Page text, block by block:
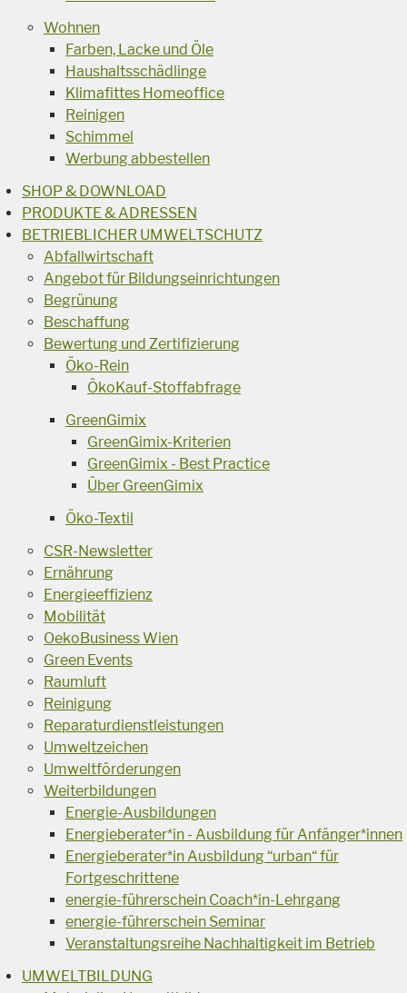
Wohnen
Farben, Lacke und Öle
Haushaltsschädlinge
Klimafittes Homeoffice
Reinigen
Schimmel
Werbung abbestellen
SHOP & DOWNLOAD
PRODUKTE & ADRESSEN
BETRIEBLICHER UMWELTSCHUTZ
Abfallwirtschaft
Angebot für Bildungseinrichtungen
Begrünung
Beschaffung
Bewertung und Zertifizierung
Öko-Rein
ÖkoKauf-Stoffabfrage
GreenGimix
GreenGimix-Kriterien
GreenGimix - Best Practice
Über GreenGimix
Öko-Textil
CSR-Newsletter
Ernährung
Energieeffizienz
Mobilität
OekoBusiness Wien
Green Events
Raumluft
Reinigung
Reparaturdienstleistungen
Umweltzeichen
Umweltförderungen
Weiterbildungen
Energie-Ausbildungen
Energieberater*in - Ausbildung für Anfänger*innen
Energieberater*in Ausbildung “urban“ für
Fortgeschrittene
energie-führerschein Coach*in-Lehrgang
energie-führerschein Seminar
Veranstaltungsreihe Nachhaltigkeit im Betrieb
UMWELTBILDUNG